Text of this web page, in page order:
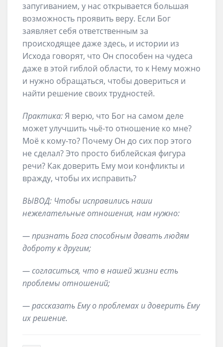
запугиванием, у нас открывается большая
возможность проявить веру. Если Бог
заявляет себя ответственным за
происходящее даже здесь, и истории из
Исхода говорят, что Он способен на чудеса
даже в этой гиблой области, то к Нему можно
и нужно обращаться, чтобы довериться и
найти решение своих трудностей.
Практика:Я верю, что Бог на самом деле
может улучшить чьё-то отношение ко мне?
Моё к кому-то? Почему Он до сих пор этого
не сделал? Это просто библейская фигура
речи? Как доверить Ему мои конфликты и
вражду, чтобы их исправить?
ВЫВОД: Чтобы исправились наши
нежелательные отношения, нам нужно:
—признатьБога способным давать людям
доброту к другим;
—согласиться, что в нашей жизни есть
проблемы отношений;
—рассказатьЕму о проблемах и доверить Ему
их решение.